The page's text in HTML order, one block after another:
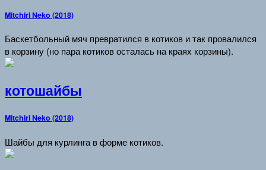
Mitchiri Neko (2018)
Баскетбольный мяч превратился в котиков и так провалился
в корзину (но пара котиков осталась на краях корзины).
котошайбы
Mitchiri Neko (2018)
Шайбы для курлинга в форме котиков.